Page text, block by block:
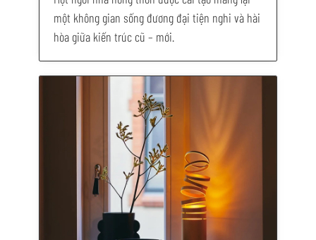
một không gian sống đương đại tiện nghi và hài
hòa giữa kiến trúc cũ – mới.